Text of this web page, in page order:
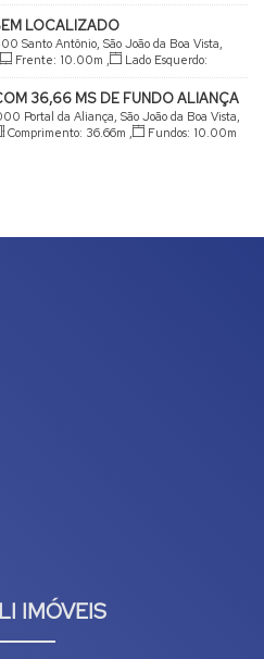
LOCALIZADO
Santo Antônio, São João da Boa Vista,
Frente: 10.00m ,
Lado Esquerdo:
36,66 MS DE FUNDO ALIANÇA
Portal da Aliança, São João da Boa Vista,
Comprimento: 36.66m , Fundos: 10.00m
IMÓVEIS